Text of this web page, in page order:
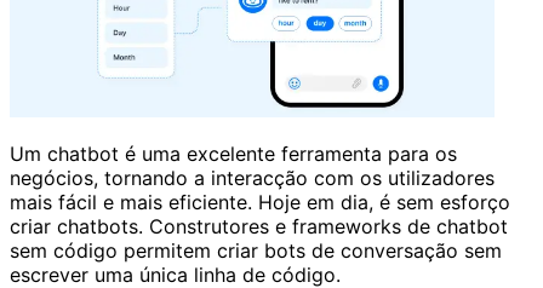
Um chatbot é uma excelente ferramenta para os
negócios, tornando a interacção com os utilizadores
mais fácil e mais eficiente. Hoje em dia, é sem esforço
criar chatbots. Construtores e frameworks de chatbot
sem código permitem criar bots de conversação sem
escrever uma única linha de código.